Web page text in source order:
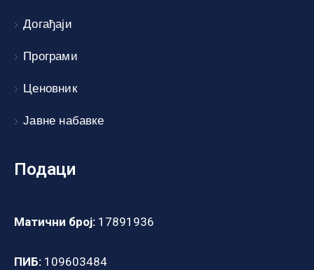
Догађаји
Програми
Ценовник
Јавне набавке
Подаци
Матични број: 17891936
ПИБ: 109603484